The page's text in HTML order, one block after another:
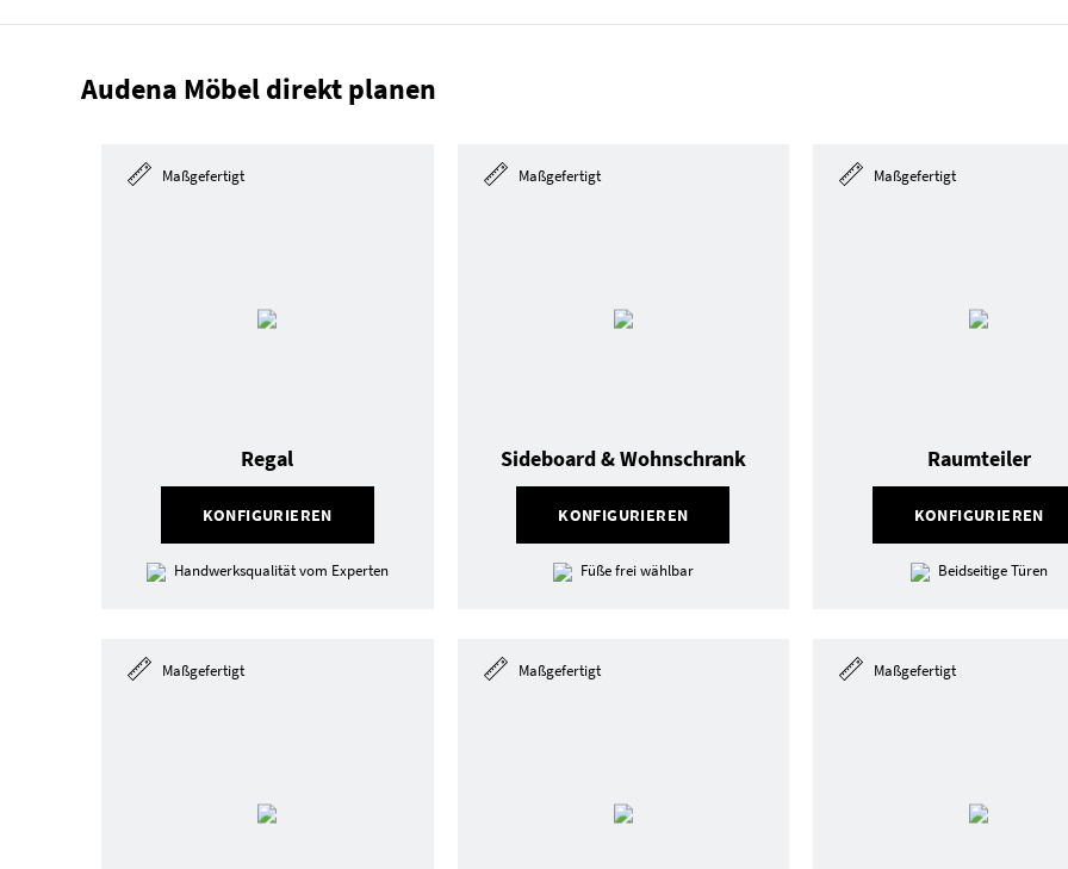
Audena Möbel direkt planen
Maßgefertigt
KONFIGURIEREN
Regal
Handwerksqualität vom Experten
Maßgefertigt
KONFIGURIEREN
Sideboard & Wohnschrank
Füße frei wählbar
Maßgefertigt
KONFIGURIEREN
Raumteiler
Beidseitige Türen
Maßgefertigt Maßgefertigt Maßgefertigt